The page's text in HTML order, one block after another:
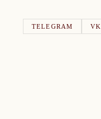
TELEGRAM VK